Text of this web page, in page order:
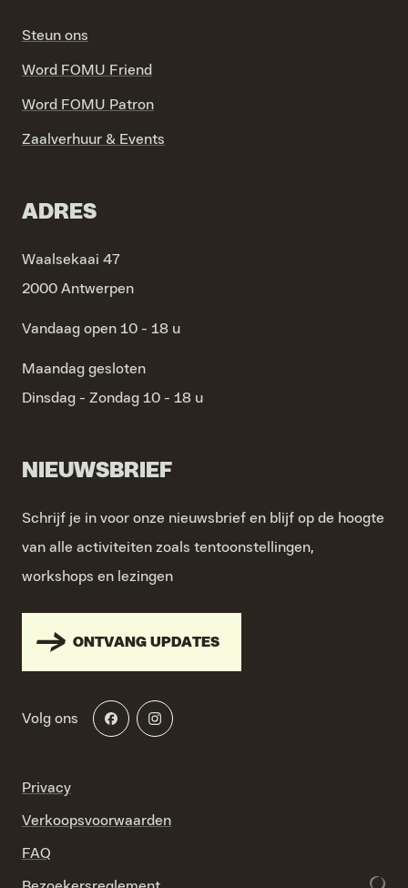
Steun ons
Word FOMU Friend
Word FOMU Patron
Zaalverhuur & Events
ADRES
Waalsekaai 47
2000 Antwerpen
Vandaag open 10 - 18 u
Maandag gesloten
Dinsdag - Zondag 10 - 18 u
NIEUWSBRIEF
Schrijf je in voor onze nieuwsbrief en blijf op de hoogte
van alle activiteiten zoals tentoonstellingen,
workshops en lezingen
ONTVANG UPDATES
Volg ons
Privacy
Verkoopsvoorwaarden
FAQ